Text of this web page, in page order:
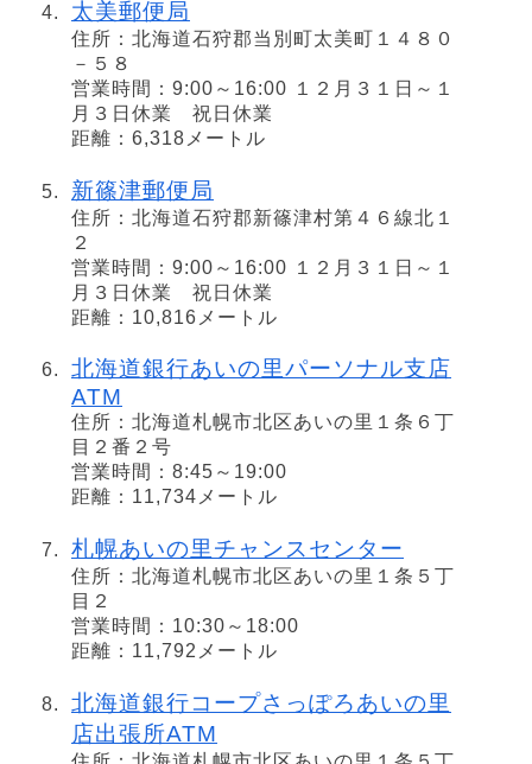
太美郵便局
住所：北海道石狩郡当別町太美町１４８０
－５８
営業時間：9:00～16:00 １２月３１日～１
月３日休業 祝日休業
距離：6,318メートル
新篠津郵便局
住所：北海道石狩郡新篠津村第４６線北１
２
営業時間：9:00～16:00 １２月３１日～１
月３日休業 祝日休業
距離：10,816メートル
北海道銀行あいの里パーソナル支店
ATM
住所：北海道札幌市北区あいの里１条６丁
目２番２号
営業時間：8:45～19:00
距離：11,734メートル
札幌あいの里チャンスセンター
住所：北海道札幌市北区あいの里１条５丁
目２
営業時間：10:30～18:00
距離：11,792メートル
北海道銀行コープさっぽろあいの里
店出張所ATM